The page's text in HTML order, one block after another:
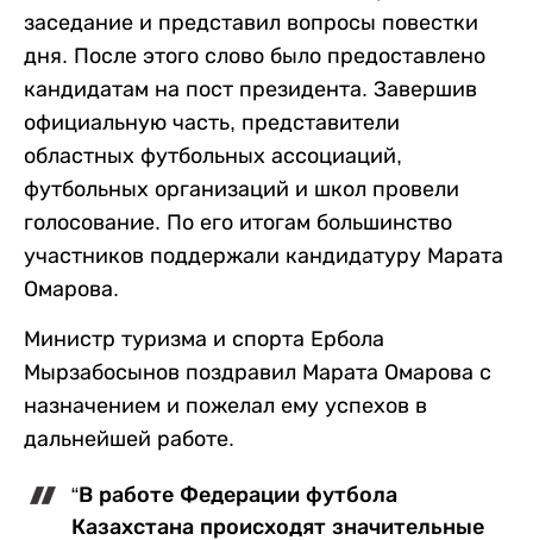
заседание и представил вопросы повестки
дня. После этого слово было предоставлено
кандидатам на пост президента. Завершив
официальную часть, представители
областных футбольных ассоциаций,
футбольных организаций и школ провели
голосование. По его итогам большинство
участников поддержали кандидатуру Марата
Омарова.
Министр туризма и спорта Ербола
Мырзабосынов поздравил Марата Омарова с
назначением и пожелал ему успехов в
дальнейшей работе.
“В работе Федерации футбола
Казахстана происходят значительные